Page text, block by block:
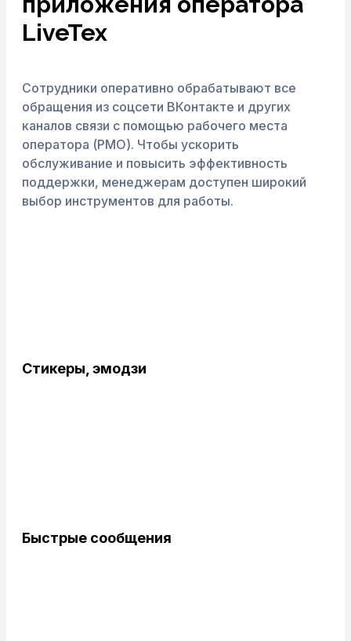
LiveTex
Сотрудники оперативно обрабатывают все
обращения из соцсети ВКонтакте и других
каналов связи с помощью рабочего места
оператора (РМО). Чтобы ускорить
обслуживание и повысить эффективность
поддержки, менеджерам доступен широкий
выбор инструментов для работы.
Стикеры, эмодзи
Быстрые сообщения